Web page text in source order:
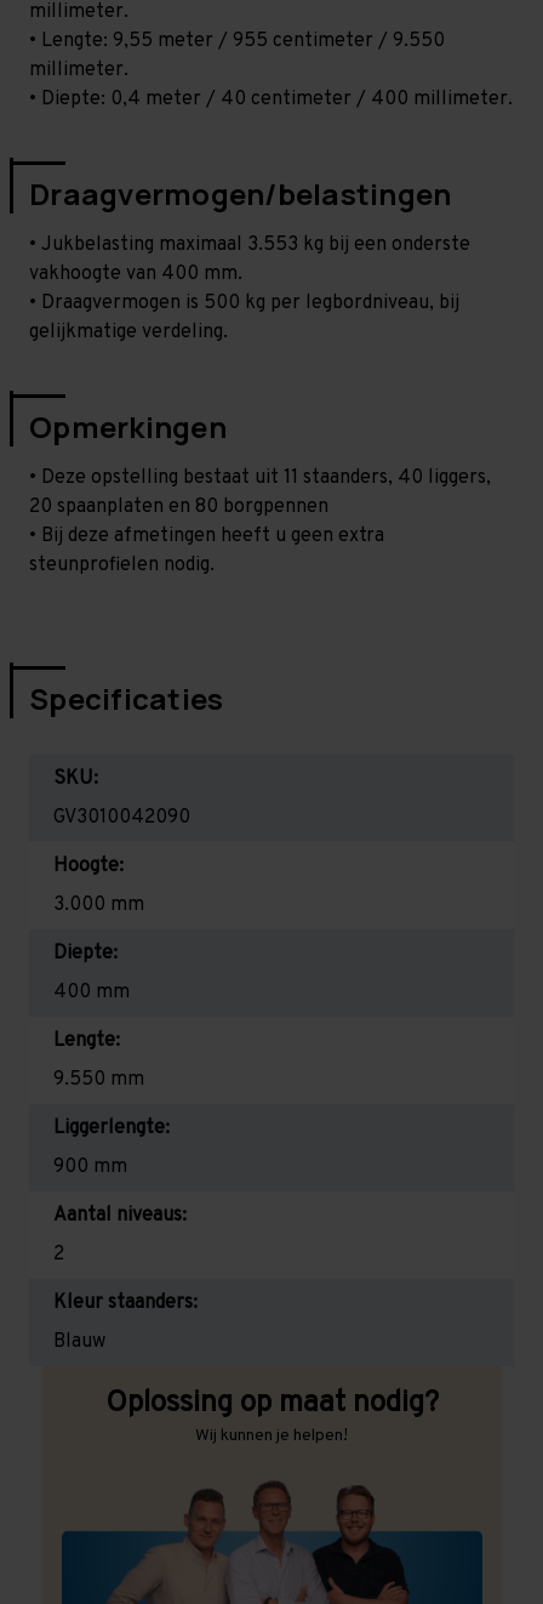
millimeter.
• Lengte: 9,55 meter / 955 centimeter / 9.550
millimeter.
• Diepte: 0,4 meter / 40 centimeter / 400 millimeter.
Draagvermogen/belastingen
• Jukbelasting maximaal 3.553 kg bij een onderste
vakhoogte van 400 mm.
• Draagvermogen is 500 kg per legbordniveau, bij
gelijkmatige verdeling.
Opmerkingen
• Deze opstelling bestaat uit 11 staanders, 40 liggers,
20 spaanplaten en 80 borgpennen
• Bij deze afmetingen heeft u geen extra
steunprofielen nodig.
Specificaties
SKU:
GV3010042090
Hoogte:
3.000 mm
Diepte:
400 mm
Lengte:
9.550 mm
Liggerlengte:
900 mm
Aantal niveaus:
2
Kleur staanders:
Blauw
Oplossing op maat nodig?
Wij kunnen je helpen!